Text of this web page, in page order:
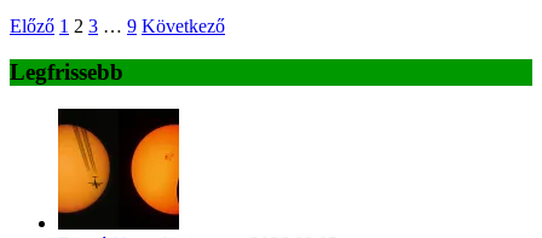
Bejegyzések
lapozása
Előző 1 2 3 … 9 Következő
Legfrissebb